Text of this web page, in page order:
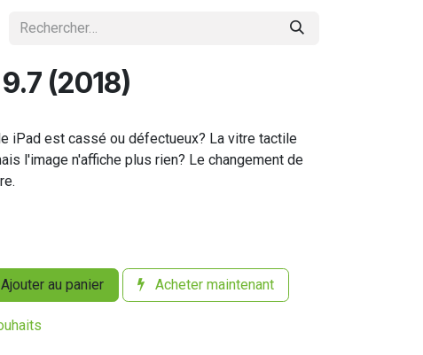
(2018)
iPad est cassé ou défectueux? La vitre tactile
l'image n'affiche plus rien? Le changement de
Ajouter au panier Acheter maintenant